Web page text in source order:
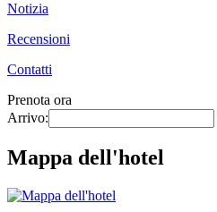
Notizia
Recensioni
Contatti
Prenota ora
Arrivo:
Mappa dell'hotel